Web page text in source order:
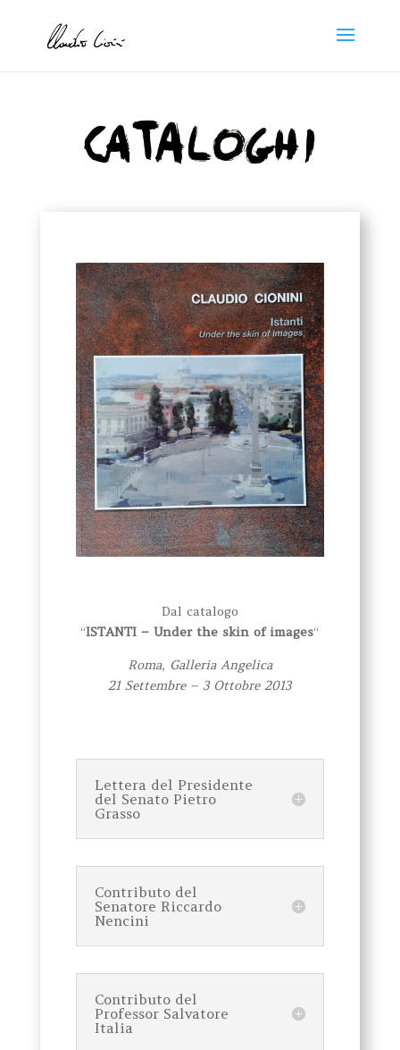
Dal catalogo
“ISTANTI – Under the skin of images“
Roma, Galleria Angelica
21 Settembre – 3 Ottobre 2013
Lettera del Presidente
del Senato Pietro
Grasso
Contributo del
Senatore Riccardo
Nencini
Contributo del
Professor Salvatore
Italia